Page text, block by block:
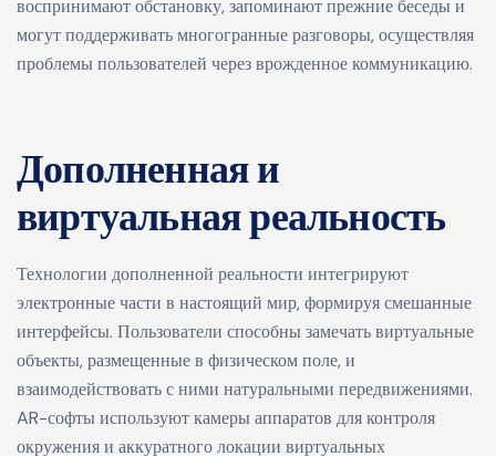
воспринимают обстановку, запоминают прежние беседы и
могут поддерживать многогранные разговоры, осуществляя
проблемы пользователей через врожденное коммуникацию.
Дополненная и
виртуальная реальность
Технологии дополненной реальности интегрируют
электронные части в настоящий мир, формируя смешанные
интерфейсы. Пользователи способны замечать виртуальные
объекты, размещенные в физическом поле, и
взаимодействовать с ними натуральными передвижениями.
AR-софты используют камеры аппаратов для контроля
окружения и аккуратного локации виртуальных